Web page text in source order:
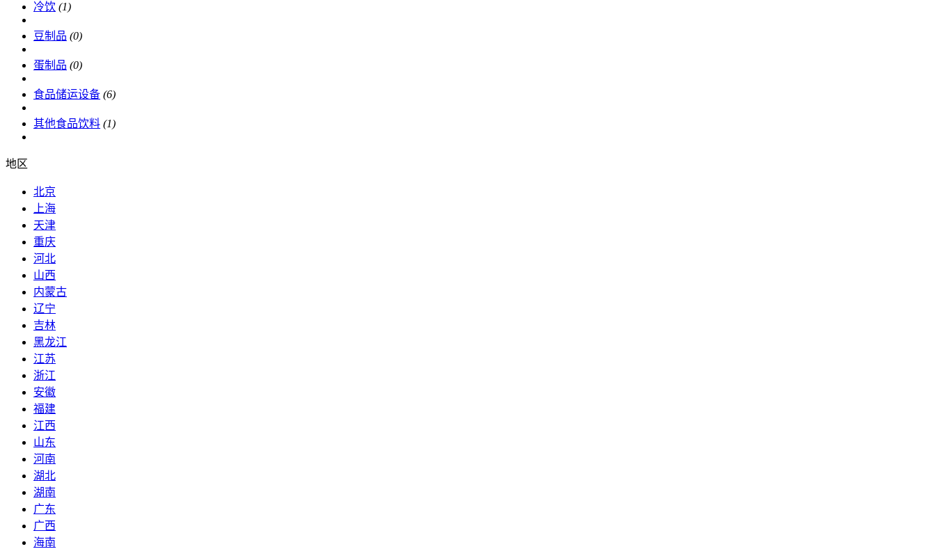
冷饮 (1)
豆制品 (0)
蛋制品 (0)
食品储运设备 (6)
其他食品饮料 (1)
地区
北京
上海
天津
重庆
河北
山西
内蒙古
辽宁
吉林
黑龙江
江苏
浙江
安徽
福建
江西
山东
河南
湖北
湖南
广东
广西
海南